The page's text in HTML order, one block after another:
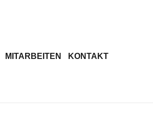
MITARBEITEN KONTAKT